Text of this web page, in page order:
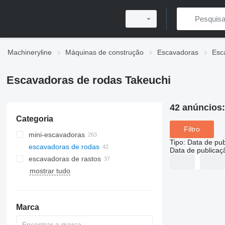
Machineryline Máquinas de construção Escavadoras
Escavadoras de rodas Takeuchi
Categoria
mini-escavadoras
escavadoras de rodas
escavadoras de rastos
mostrar tudo
Marca
42 anúncios:
Filtro
Tipo: Data de
Data de